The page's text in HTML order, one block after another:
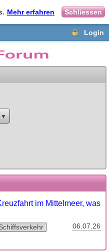
Mehr erfahren Schliessen
Login
im Mittelmeer, was
06.07.26